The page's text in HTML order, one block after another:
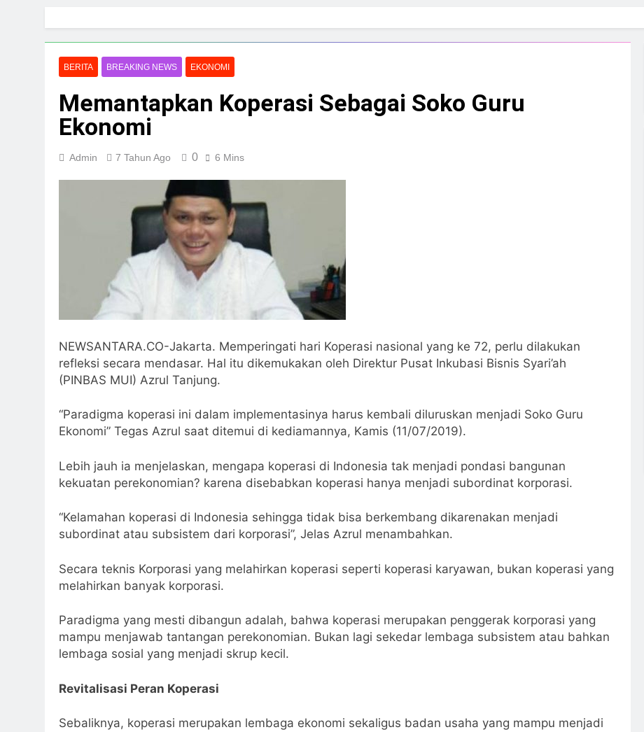
BERITA BREAKING NEWS EKONOMI
Memantapkan Koperasi Sebagai Soko Guru
Ekonomi
Admin 7 Tahun Ago 0 6 Mins
NEWSANTARA.CO-Jakarta. Memperingati hari Koperasi nasional yang ke 72, perlu dilakukan
refleksi secara mendasar. Hal itu dikemukakan oleh Direktur Pusat Inkubasi Bisnis Syari’ah
(PINBAS MUI) Azrul Tanjung.
“Paradigma koperasi ini dalam implementasinya harus kembali diluruskan menjadi Soko Guru
Ekonomi” Tegas Azrul saat ditemui di kediamannya, Kamis (11/07/2019).
Lebih jauh ia menjelaskan, mengapa koperasi di Indonesia tak menjadi pondasi bangunan
kekuatan perekonomian? karena disebabkan koperasi hanya menjadi subordinat korporasi.
“Kelamahan koperasi di Indonesia sehingga tidak bisa berkembang dikarenakan menjadi
subordinat atau subsistem dari korporasi”, Jelas Azrul menambahkan.
Secara teknis Korporasi yang melahirkan koperasi seperti koperasi karyawan, bukan koperasi yang
melahirkan banyak korporasi.
Paradigma yang mesti dibangun adalah, bahwa koperasi merupakan penggerak korporasi yang
mampu menjawab tantangan perekonomian. Bukan lagi sekedar lembaga subsistem atau bahkan
lembaga sosial yang menjadi skrup kecil.
Revitalisasi Peran Koperasi
Sebaliknya, koperasi merupakan lembaga ekonomi sekaligus badan usaha yang mampu menjadi